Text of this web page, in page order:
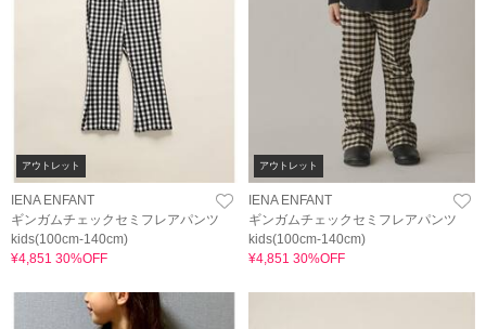
アウトレット
IENA ENFANT
ギンガムチェックセミフレアパンツ
kids(100cm-140cm)
¥4,851 30%OFF
アウトレット
IENA ENFANT
ギンガムチェックセミフレアパンツ
kids(100cm-140cm)
¥4,851 30%OFF